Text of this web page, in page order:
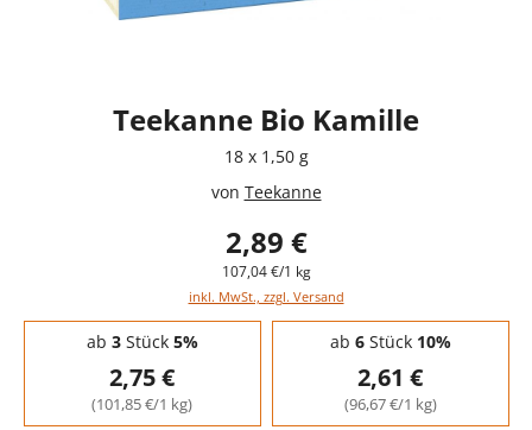
Teekanne Bio Kamille
18 x 1,50 g
von Teekanne
2,89 €
107,04 €/1 kg
inkl. MwSt., zzgl. Versand
Staffelpreise - Mengenrabatt
ab 3Stück 5%
2,75 €
(101,85 €/1 kg)
ab 6Stück 10%
2,61 €
(96,67 €/1 kg)